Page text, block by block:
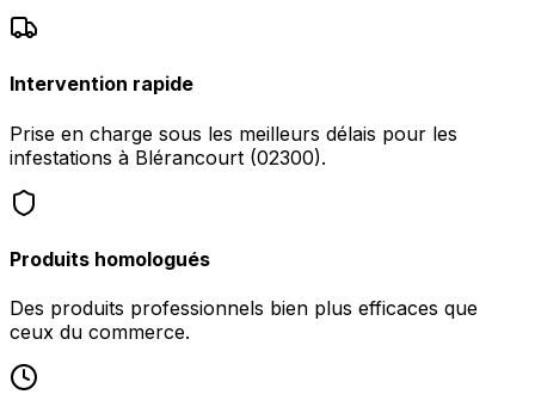
Intervention rapide
Prise en charge sous les meilleurs délais pour les
infestations à Blérancourt (02300).
Produits homologués
Des produits professionnels bien plus efficaces que
ceux du commerce.